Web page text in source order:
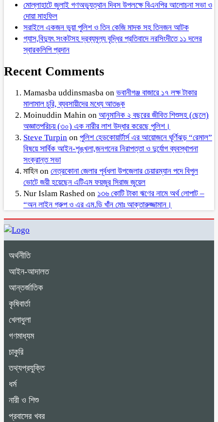
মোল্লাহাটে জুলাই গণঅভ্যুত্থান দিবস উপলক্ষে বিএনপির আলোচনা সভা ও
দোয়া মাহফিল
সরাইলে একজন ভুয়া পুলিশ ও তিন কেজি মাদক সহ তিনজন আটক
গ্যাস,বিদ্যুৎ সংকটসহ দ্রব্যমূল্য বৃদ্ধির প্রতিবাদে নরসিংদীতে ১১ দলের
স্বারকলিপি প্রদান
Recent Comments
Mamasba uddinsmasba on ভবানীগঞ্জ বাজারে ১৭ লক্ষ টাকার
মালামাল চুরি, ব্যবসায়ীদের মধ্যে আতঙ্ক
Moinuddin Mahin on আনুমানিক ২ বছরের জীবিত শিশুসহ (ছেলে)
অজ্ঞাতপরিচয় (৩০) এক নারীর লাশ উদ্ধার করেছে পুলিশ।
Steve Turpin on পুলিশ হেডকোয়ার্টার্স এর আয়োজনে ঘূর্ণিঝড় “রেমাল”
বিষয়ে সার্বিক আইন-শৃঙ্খলা,জনগনের নিরাপত্তা ও দুর্যোগ ব্যবস্থাপনা
সংক্রান্ত সভা
মাহিন on নেত্রকোনা জেলার পূর্বধলা উপজেলার চেয়ারম্যান পদে বিপুল
ভোটে জয়ী হয়েছেন এটিএম ফয়জুর সিরাজ জুয়েল
Nur Islam Rashed on ১৩৬ কোটি টাকা ঋণের নামে অর্থ লোপাট –
“অন লাইন গ্রুপ ও এর এম.ডি খাঁন মোঃ আক্তারুজ্জামান।
অর্থনীতি
আইন-আদালত
আন্তর্জাতিক
কৃষিবার্তা
খেলাধুলা
গণমাধ্যম
চাকুরি
তথ্যপ্রযুক্তি
ধর্ম
নারী ও শিশু
প্রবাসের খবর